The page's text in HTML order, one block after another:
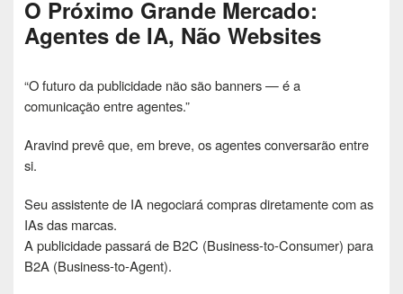
O Próximo Grande Mercado:
Agentes de IA, Não Websites
“O futuro da publicidade não são banners — é a
comunicação entre agentes.”
Aravind prevê que, em breve, os agentes conversarão entre
si.
Seu assistente de IA negociará compras diretamente com as
IAs das marcas.
A publicidade passará de B2C (Business-to-Consumer) para
B2A (Business-to-Agent).